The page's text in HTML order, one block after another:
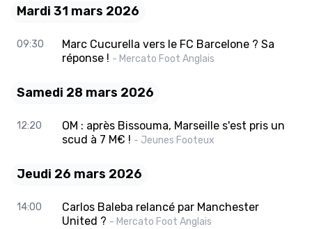
Mardi 31 mars 2026
09:30
Marc Cucurella vers le FC Barcelone ? Sa
réponse ! - Mercato Foot Anglais
Samedi 28 mars 2026
12:20
OM : après Bissouma, Marseille s'est pris un
scud à 7 M€ ! - Jeunes Footeux
Jeudi 26 mars 2026
14:00
Carlos Baleba relancé par Manchester
United ? - Mercato Foot Anglais